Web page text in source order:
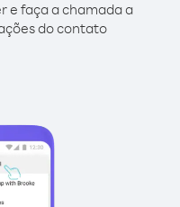
e faça a chamada a
do contato